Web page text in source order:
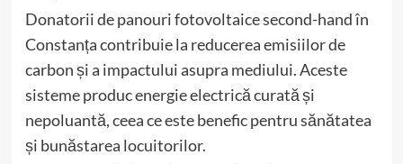
Donatorii de panouri fotovoltaice second-hand în
Constanța contribuie la reducerea emisiilor de
carbon și a impactului asupra mediului. Aceste
sisteme produc energie electrică curată și
nepoluantă, ceea ce este benefic pentru sănătatea
și bunăstarea locuitorilor.